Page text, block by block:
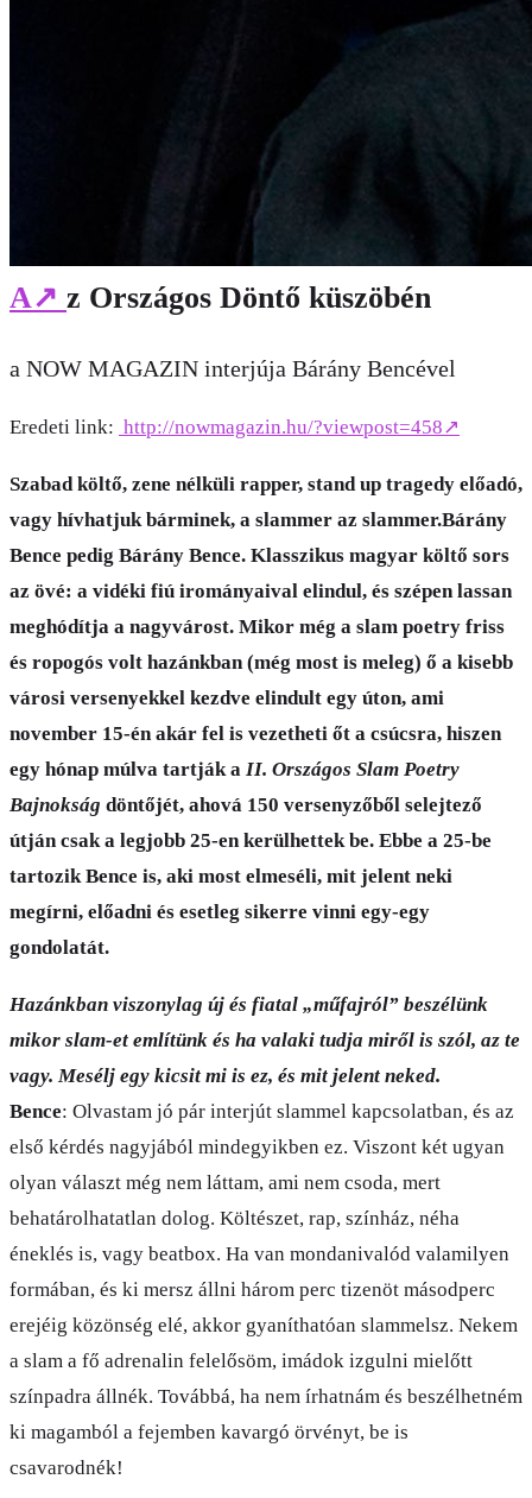
A↗ z Országos Döntő küszöbén
a NOW MAGAZIN interjúja Bárány Bencével
Eredeti link: http://nowmagazin.hu/?viewpost=458↗
Szabad költő, zene nélküli rapper, stand up tragedy előadó,
vagy hívhatjuk bárminek, a slammer az slammer.Bárány
Bence pedig Bárány Bence. Klasszikus magyar költő sors
az övé: a vidéki fiú irományaival elindul, és szépen lassan
meghódítja a nagyvárost. Mikor még a slam poetry friss
és ropogós volt hazánkban (még most is meleg) ő a kisebb
városi versenyekkel kezdve elindult egy úton, ami
november 15-én akár fel is vezetheti őt a csúcsra, hiszen
egy hónap múlva tartják a II. Országos Slam Poetry
Bajnokság döntőjét, ahová 150 versenyzőből selejtező
útján csak a legjobb 25-en kerülhettek be. Ebbe a 25-be
tartozik Bence is, aki most elmeséli, mit jelent neki
megírni, előadni és esetleg sikerre vinni egy-egy
gondolatát.
Hazánkban viszonylag új és fiatal „műfajról” beszélünk
mikor slam-et említünk és ha valaki tudja miről is szól, az te
vagy. Mesélj egy kicsit mi is ez, és mit jelent neked.
Bence: Olvastam jó pár interjút slammel kapcsolatban, és az
első kérdés nagyjából mindegyikben ez. Viszont két ugyan
olyan választ még nem láttam, ami nem csoda, mert
behatárolhatatlan dolog. Költészet, rap, színház, néha
éneklés is, vagy beatbox. Ha van mondanivalód valamilyen
formában, és ki mersz állni három perc tizenöt másodperc
erejéig közönség elé, akkor gyaníthatóan slammelsz. Nekem
a slam a fő adrenalin felelősöm, imádok izgulni mielőtt
színpadra állnék. Továbbá, ha nem írhatnám és beszélhetném
ki magamból a fejemben kavargó örvényt, be is
csavarodnék!